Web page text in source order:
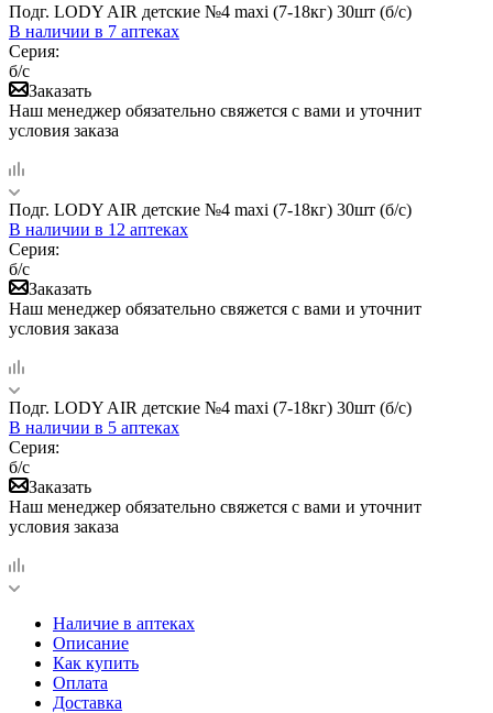
Подг. LODY AIR детские №4 maxi (7-18кг) 30шт (б/с)
В наличии в 7 аптеках
Серия:
б/с
Заказать
Наш менеджер обязательно свяжется с вами и уточнит
условия заказа
Подг. LODY AIR детские №4 maxi (7-18кг) 30шт (б/с)
В наличии в 12 аптеках
Серия:
б/с
Заказать
Наш менеджер обязательно свяжется с вами и уточнит
условия заказа
Подг. LODY AIR детские №4 maxi (7-18кг) 30шт (б/с)
В наличии в 5 аптеках
Серия:
б/с
Заказать
Наш менеджер обязательно свяжется с вами и уточнит
условия заказа
Наличие в аптеках
Описание
Как купить
Оплата
Доставка